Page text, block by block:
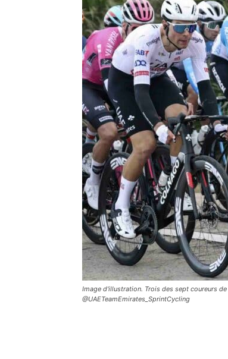
Image d'illustration. Trois des sept coureurs
@UAETeamEmirates_SprintCycling